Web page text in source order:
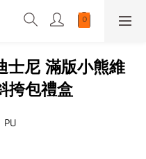
士尼 滿版小熊維
挎包禮盒